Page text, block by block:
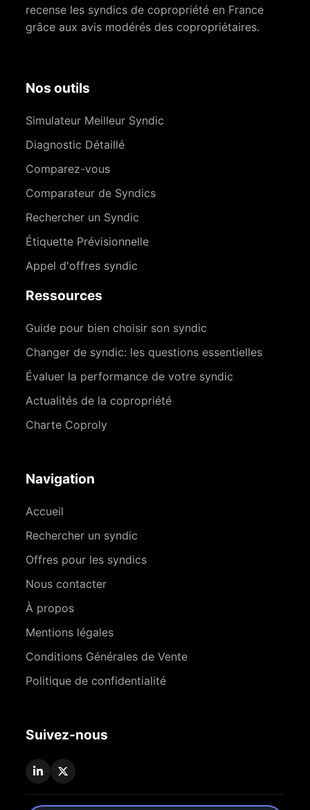
recense les syndics de copropriété en France
grâce aux avis modérés des copropriétaires.
Nos outils
Simulateur Meilleur Syndic
Diagnostic Détaillé
Comparez-vous
Comparateur de Syndics
Rechercher un Syndic
Étiquette Prévisionnelle
Appel d'offres syndic
Ressources
Guide pour bien choisir son syndic
Changer de syndic: les questions essentielles
Évaluer la performance de votre syndic
Actualités de la copropriété
Charte Coproly
Navigation
Accueil
Rechercher un syndic
Offres pour les syndics
Nous contacter
À propos
Mentions légales
Conditions Générales de Vente
Politique de confidentialité
Suivez-nous